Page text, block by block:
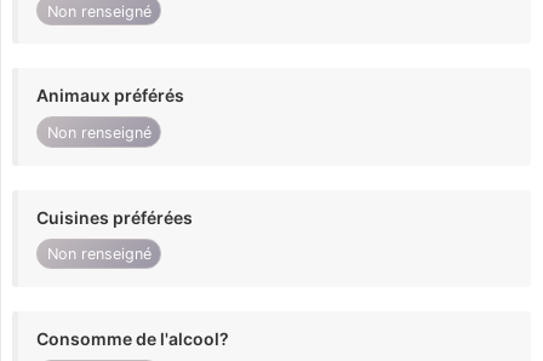
Non renseigné
Animaux préférés
Non renseigné
Cuisines préférées
Non renseigné
Consomme de l'alcool?